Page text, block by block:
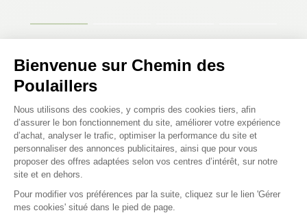
Bienvenue sur Chemin des
Poulaillers
Plateforme de Gestion du
Nous utilisons des cookies, y compris des cookies tiers, afin
d’assurer le bon fonctionnement du site, améliorer votre expérience
d’achat, analyser le trafic, optimiser la performance du site et
personnaliser des annonces publicitaires, ainsi que pour vous
proposer des offres adaptées selon vos centres d’intérêt, sur notre
site et en dehors.
Pour modifier vos préférences par la suite, cliquez sur le lien 'Gérer
mes cookies' situé dans le pied de page.
Axeptio consent